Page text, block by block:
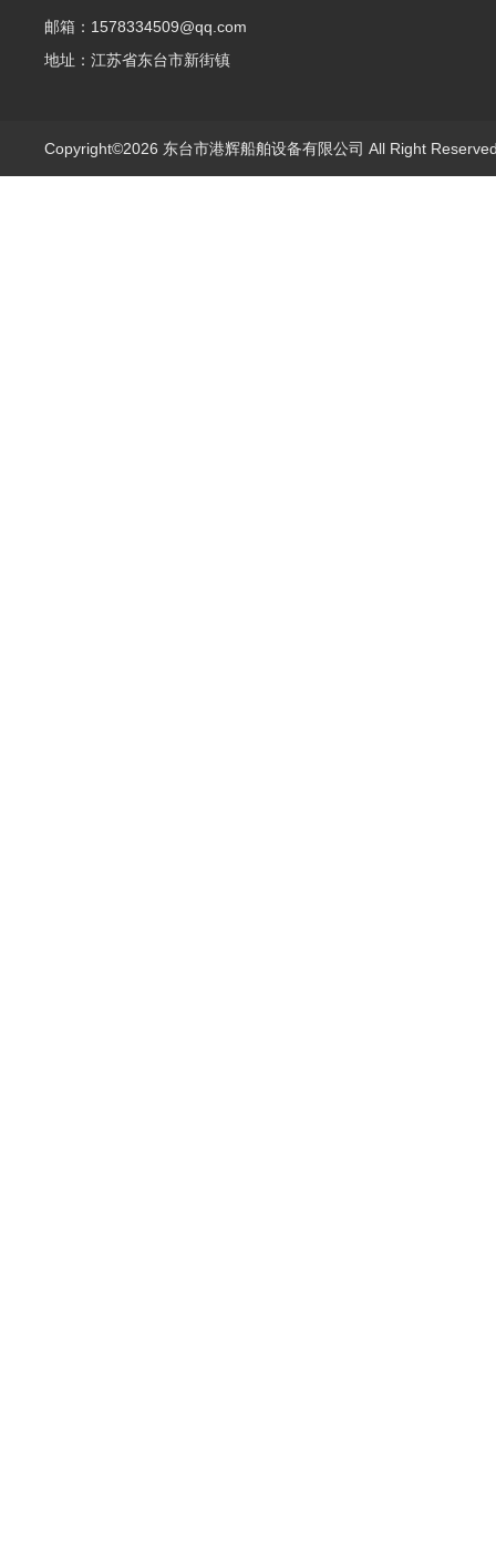
邮箱：1578334509@qq.com
地址：江苏省东台市新街镇
Copyright©2026 东台市港辉船舶设备有限公司 All Right